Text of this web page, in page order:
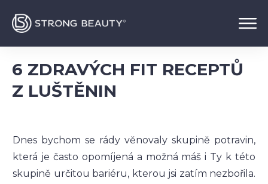
6 ZDRAVÝCH FIT RECEPTŮ
Z LUŠTĚNIN
Dnes bychom se rády věnovaly skupině potravin,
která je často opomíjená a možná máš i Ty k této
skupině určitou bariéru, kterou jsi zatím nezbořila.